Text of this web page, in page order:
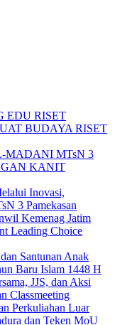
EDU RISET
BUDAYA RISET
MADANI MTsN 3
KANIT
Inovasi,
3 Pamekasan
Kemenag Jatim
Leading Choice
Santunan Anak
Baru Islam 1448 H
JJS, dan Aksi
Classmeeting
Perkuliahan Luar
dan Teken MoU